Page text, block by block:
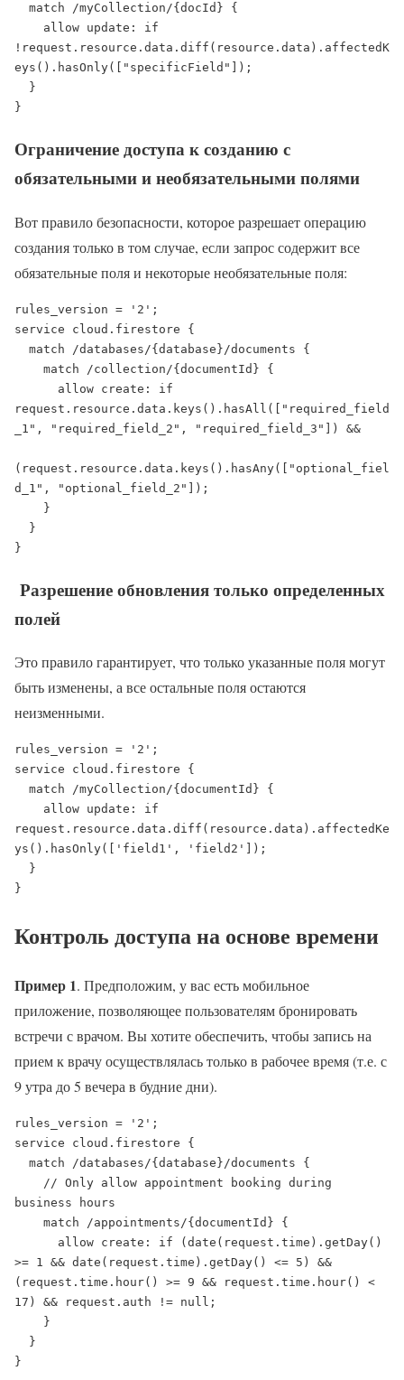
!request.resource.data.diff(resource.data).affectedK
eys().hasOnly(["specificField"]);
}
Ограничение доступа к созданию с
обязательными и необязательными полями
Вот правило безопасности, которое разрешает операцию
создания только в том случае, если запрос содержит все
обязательные поля и некоторые необязательные поля:
rules_version = '2';
service cloud.firestore {
request.resource.data.keys().hasAll(["required_field
_1", "required_field_2", "required_field_3"]) &&
(request.resource.data.keys().hasAny(["optional_fiel
d_1", "optional_field_2"]);
}
Разрешение обновления только определенных
полей
Это правило гарантирует, что только указанные поля могут
быть изменены, а все остальные поля остаются
неизменными.
rules_version = '2';
service cloud.firestore {
request.resource.data.diff(resource.data).affectedKe
ys().hasOnly(['field1', 'field2']);
}
Контроль доступа на основе времени
Пример 1. Предположим, у вас есть мобильное
приложение, позволяющее пользователям бронировать
встречи с врачом. Вы хотите обеспечить, чтобы запись на
прием к врачу осуществлялась только в рабочее время (т.е. с
9 утра до 5 вечера в будние дни).
rules_version = '2';
service cloud.firestore {
business hours
>= 1 && date(request.time).getDay() <= 5) &&
(request.time.hour() >= 9 && request.time.hour() <
17) && request.auth != null;
}